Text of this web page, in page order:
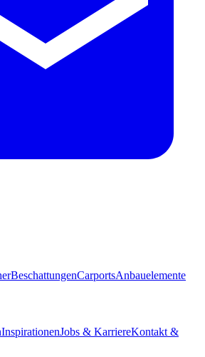
BeschattungenCarportsAnbauelemente
InspirationenJobs & KarriereKontakt &